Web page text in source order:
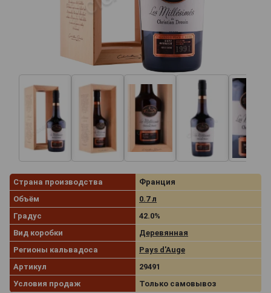
Страна производства
Франция
Объём
0.7 л
Градус
42.0%
Вид коробки
Деревянная
Регионы кальвадоса
Pays d'Auge
Артикул
29491
Условия продаж
Только самовывоз